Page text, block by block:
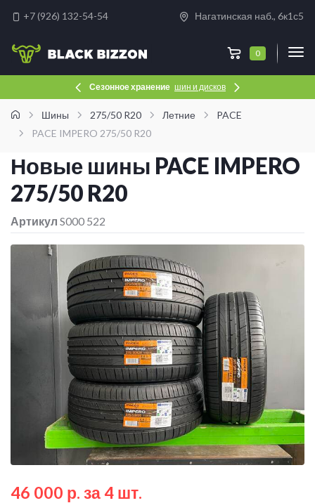
+7 (926) 132-54-54 Нагатинская наб., 6к1с5
0
Сезонное хранение
шин и дисков
Услуги шиномонтажа
Шины 275/50 R20 Летние
PACE
PACE IMPERO 275/50 R20
Новые шины PACE IMPERO
275/50 R20
Артикул S000 522
46 000 р. за 4 шт.